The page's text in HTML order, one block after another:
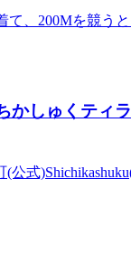
、200Mを競う
かしゅくテ
公式